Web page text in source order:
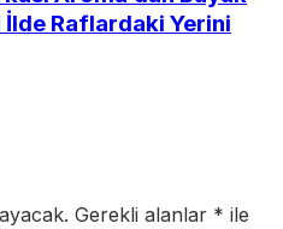
İlde Raflardaki Yerini
Gerekli alanlar * ile